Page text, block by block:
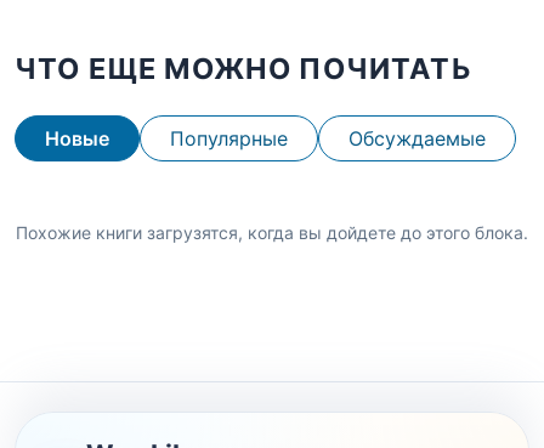
ЧТО ЕЩЕ МОЖНО ПОЧИТАТЬ
Новые Популярные Обсуждаемые
Похожие книги загрузятся, когда вы дойдете до этого блока.